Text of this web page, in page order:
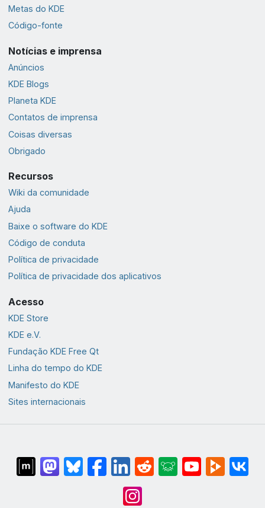
Metas do KDE
Código-fonte
Notícias e imprensa
Anúncios
KDE Blogs
Planeta KDE
Contatos de imprensa
Coisas diversas
Obrigado
Recursos
Wiki da comunidade
Ajuda
Baixe o software do KDE
Código de conduta
Política de privacidade
Política de privacidade dos aplicativos
Acesso
KDE Store
KDE e.V.
Fundação KDE Free Qt
Linha do tempo do KDE
Manifesto do KDE
Sites internacionais